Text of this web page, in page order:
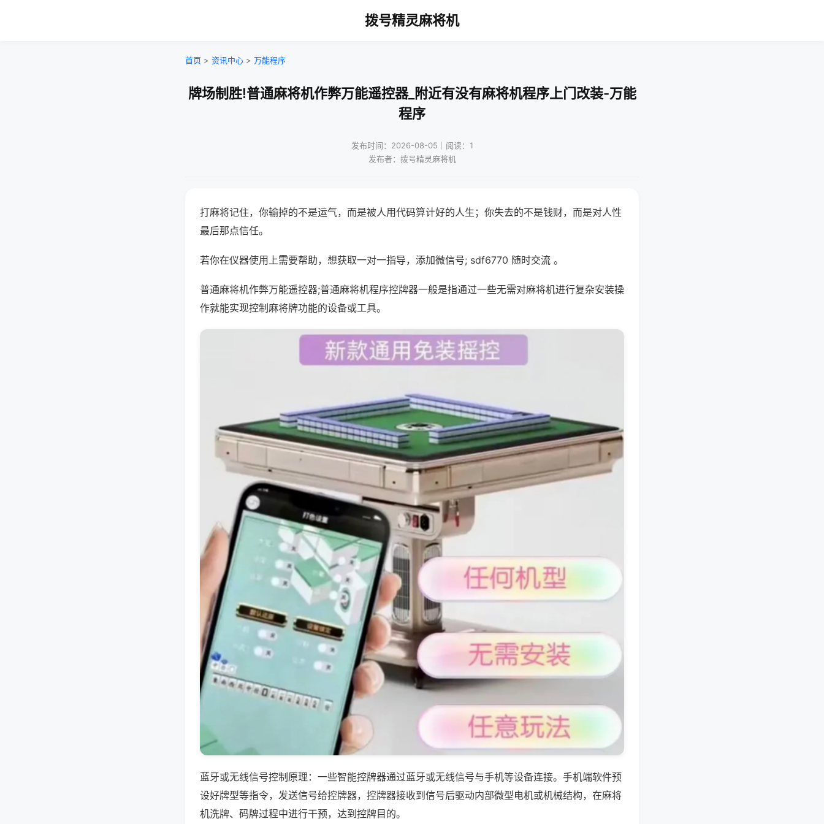
拨号精灵麻将机
首页 > 资讯中心 > 万能程序
牌场制胜!普通麻将机作弊万能遥控器_附近有没有麻将机程序上门改装-万能
程序
发布时间：2026-08-05｜阅读：1
发布者：拨号精灵麻将机
打麻将记住，你输掉的不是运气，而是被人用代码算计好的人生；你失去的不是钱财，而是对人性
最后那点信任。
若你在仪器使用上需要帮助，想获取一对一指导，添加微信号; sdf6770 随时交流 。
普通麻将机作弊万能遥控器;普通麻将机程序控牌器一般是指通过一些无需对麻将机进行复杂安装操
作就能实现控制麻将牌功能的设备或工具。
蓝牙或无线信号控制原理：一些智能控牌器通过蓝牙或无线信号与手机等设备连接。手机端软件预
设好牌型等指令，发送信号给控牌器，控牌器接收到信号后驱动内部微型电机或机械结构，在麻将
机洗牌、码牌过程中进行干预，达到控牌目的。